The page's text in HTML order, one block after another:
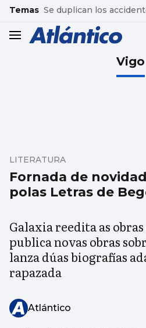
common.go-to-content
Temas Se duplican los
header.menu.open
Vigo
Fornada de
polas Letras de
LITERATURA
Galaxia reedita as
publica novas obras
lanza dúas biografías
rapazada
Atlántico